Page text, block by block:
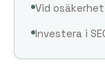
Vid
Investera i